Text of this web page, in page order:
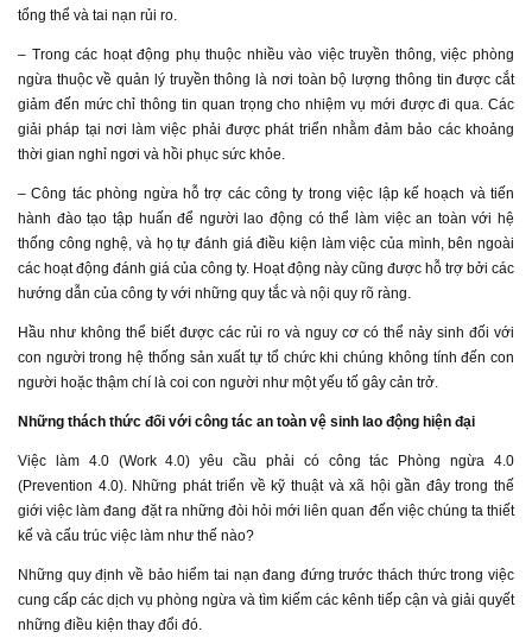
tổng thể và tai nạn rủi ro.
– Trong các hoạt động phụ thuộc nhiều vào việc truyền thông, việc phòng
ngừa thuộc về quản lý truyền thông là nơi toàn bộ lượng thông tin được cắt
giảm đến mức chỉ thông tin quan trọng cho nhiệm vụ mới được đi qua. Các
giải pháp tại nơi làm việc phải được phát triển nhằm đảm bảo các khoảng
thời gian nghỉ ngơi và hồi phục sức khỏe.
– Công tác phòng ngừa hỗ trợ các công ty trong việc lập kế hoạch và tiến
hành đào tạo tập huấn để người lao động có thể làm việc an toàn với hệ
thống công nghệ, và họ tự đánh giá điều kiện làm việc của mình, bên ngoài
các hoạt động đánh giá của công ty. Hoạt động này cũng được hỗ trợ bởi các
hướng dẫn của công ty với những quy tắc và nội quy rõ ràng.
Hầu như không thể biết được các rủi ro và nguy cơ có thể nảy sinh đối với
con người trong hệ thống sản xuất tự tổ chức khi chúng không tính đến con
người hoặc thậm chí là coi con người như một yếu tố gây cản trở.
Những thách thức đối với công tác an toàn vệ sinh lao động hiện đại
Việc làm 4.0 (Work 4.0) yêu cầu phải có công tác Phòng ngừa 4.0
(Prevention 4.0). Những phát triển về kỹ thuật và xã hội gần đây trong thế
giới việc làm đang đặt ra những đòi hỏi mới liên quan đến việc chúng ta thiết
kế và cấu trúc việc làm như thế nào?
Những quy định về bảo hiểm tai nạn đang đứng trước thách thức trong việc
cung cấp các dịch vụ phòng ngừa và tìm kiếm các kênh tiếp cận và giải quyết
những điều kiện thay đổi đó.